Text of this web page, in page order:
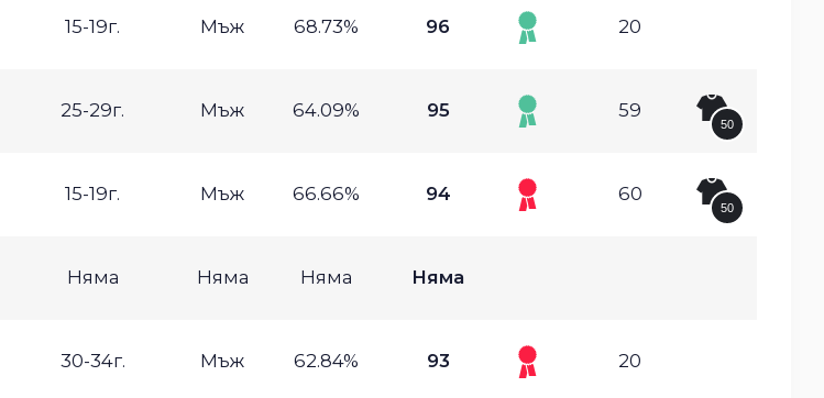
15-19г. Мъж 68.73% 96 20
25-29г. Мъж 64.09% 95 59
50
15-19г. Мъж 66.66% 94 60
50
Няма Няма Няма Няма
30-34г. Мъж 62.84% 93 20